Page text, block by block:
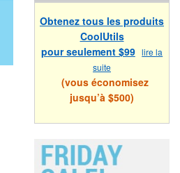
Obtenez tous les produits
CoolUtils
pour seulement $99 lire la
suite
(vous économisez
jusqu’à $500)